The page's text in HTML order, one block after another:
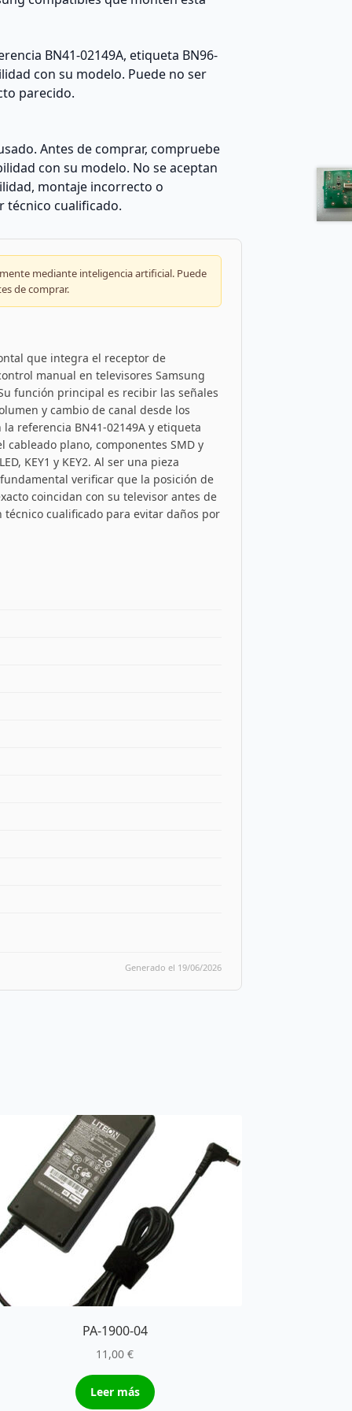
BN41-02149A, etiqueta BN96-
con su modelo. Puede no ser
parecido.
Antes de comprar, compruebe
con su modelo. No se aceptan
montaje incorrecto o
técnico cualificado.
mediante inteligencia artificial. Puede
de comprar.
que integra el receptor de
manual en televisores Samsung
función principal es recibir las señales
y cambio de canal desde los
referencia BN41-02149A y etiqueta
cableado plano, componentes SMD y
KEY1 y KEY2. Al ser una pieza
verificar que la posición de
coincidan con su televisor antes de
cualificado para evitar daños por
Generado el 19/06/2026
PA-1900-04
11,00€
Leer más